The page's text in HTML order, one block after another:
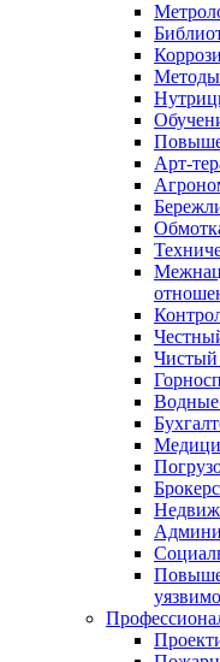
Методы
Арт-
Чистый
Водные